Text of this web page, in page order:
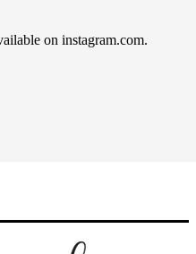
on instagram.com.